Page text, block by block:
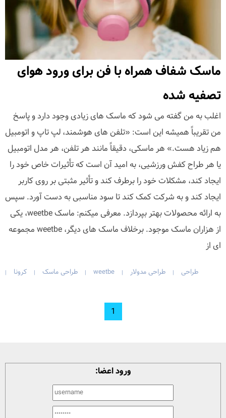
ماسک شفاف همراه با فن برای ورود هوای
تصفیه شده
اغلب به من گفته می شود که ماسک های زیادی وجود دارد و پاسخ
من تقریباً همیشه این است: «تلفن های هوشمند، لپ تاپ و اتومبیل
هم زیاد هست.» هر ماسکی، دقیقاً مانند هر تلفن، هر مدل اتومبیل
یا هر طراح کفش ورزشیی، به امید آن است که تأثیرات خاص خود را
ایجاد کند، مشکلات خود را برطرف کند و تأثیر مثبتی بر روی کاربر
ایجاد کند و به شرکت کمک کند تا سود مناسبی به دست آورد. سپس
به ارائه محصولات بهتر بپردازد. معرفی میکنم: ماسک weetbe، یکی
از هزاران ماسک موجود. برخلاف ماسک های دیگر، weetbe مجموعه
ای از
طراحی | طراحی مدولار |
weetbe
| طراحی ماسک | کرونا |
1
ورود اعضا: